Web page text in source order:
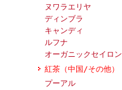
ヌワラエリヤ
ディンブラ
キャンディ
ルフナ
オーガニックセイロン
紅茶（中国/その他）
プーアル